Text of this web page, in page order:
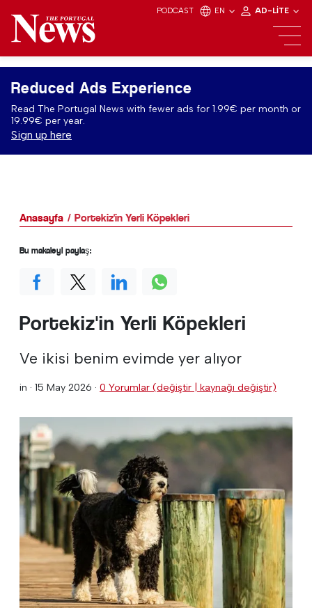
PODCAST EN AD-LITE
Reduced Ads Experience
Read The Portugal News with fewer ads for 1.99€ per month or
19.99€ per year.
Sign up here
Anasayfa Portekiz'in Yerli Köpekleri
Portekiz'in Yerli Köpekleri
Ve ikisi benim evimde yer alıyor
in · 15 May 2026 · 0 Yorumlar (değiştir | kaynağı değiştir)
Bu makaleyi paylaş: